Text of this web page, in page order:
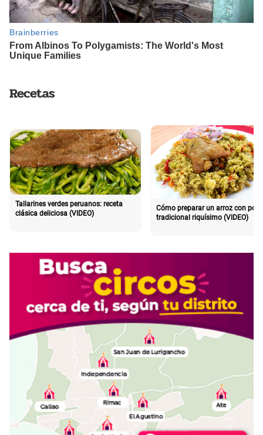
Recetas
Tallarines verdes peruanos: receta
clásica deliciosa (VIDEO)
Cómo preparar un arroz con pollo
tradicional riquísimo (VIDEO)